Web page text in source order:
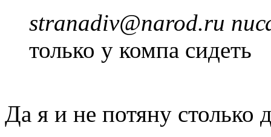
stranadiv@narod.ru
только у компа сидеть
Да я и не потяну столько